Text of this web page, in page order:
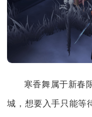
寒香舞属于新春
城，想要入手只能等